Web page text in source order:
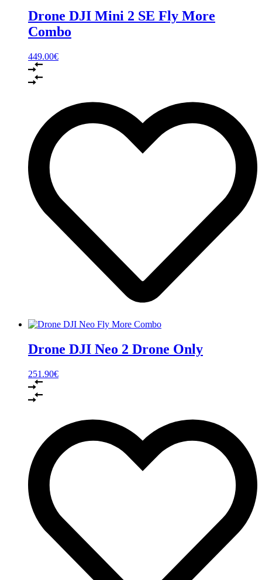
Drone DJI Mini 2 SE Fly More
Combo
449.00€
Drone DJI Neo 2 Drone Only
251.90€